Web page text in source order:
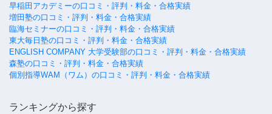
早稲田アカデミーの口コミ・評判・料金・合格実績
増田塾の口コミ・評判・料金・合格実績
臨海セミナーの口コミ・評判・料金・合格実績
東大毎日塾の口コミ・評判・料金・合格実績
ENGLISH COMPANY 大学受験部の口コミ・評判・料金・合格実績
森塾の口コミ・評判・料金・合格実績
個別指導WAM（ワム）の口コミ・評判・料金・合格実績
ランキングから探す